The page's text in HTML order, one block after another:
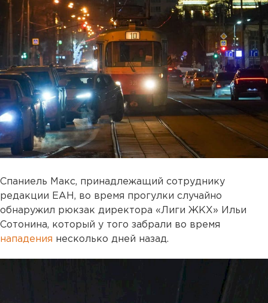
Спаниель Макс, принадлежащий сотруднику
редакции ЕАН, во время прогулки случайно
обнаружил рюкзак директора «Лиги ЖКХ» Ильи
Сотонина, который у того забрали во время
нападения несколько дней назад.